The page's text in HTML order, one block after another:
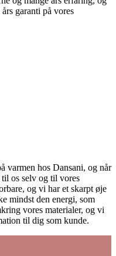
garanti på vores
varmen hos Dansani, og når
os selv og til vores
og vi har et skarpt øje
mindst den energi, som
vores materialer, og vi
til dig som kunde.